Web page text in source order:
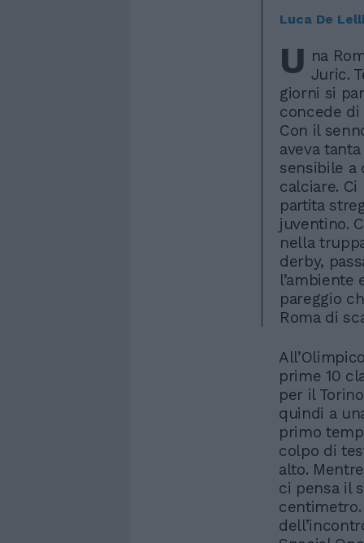
Luca De
U na
Juric.
giorni si
concede di
Con il
aveva
sensibile a
calciare.
partita
juventino.
nella
derby,
pareggio
Roma di
prime 10
per il
quindi a
primo
colpo di
alto.
ci pensa il